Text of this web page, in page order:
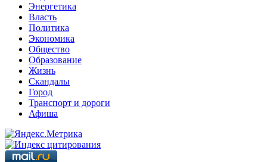
Энергетика
Власть
Политика
Экономика
Общество
Образование
Жизнь
Скандалы
Город
Транспорт и дороги
Афиша